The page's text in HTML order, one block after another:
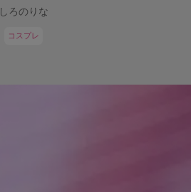
しろのりな
コスプレ